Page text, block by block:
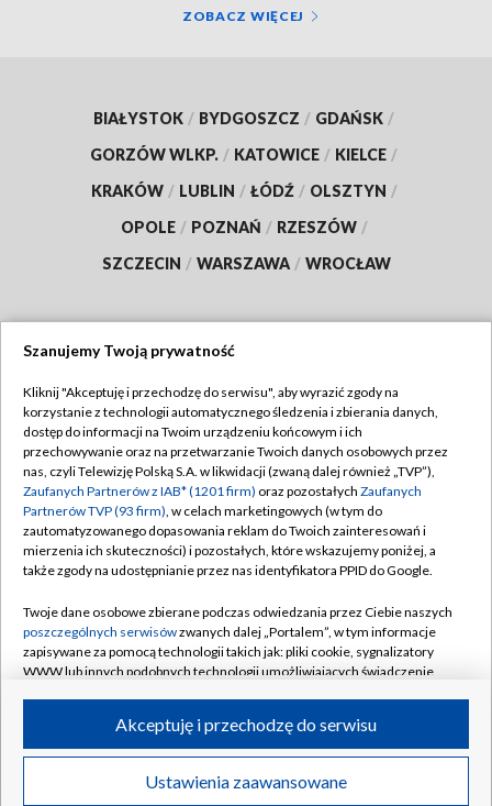
ZOBACZ WIĘCEJ
BIAŁYSTOK / BYDGOSZCZ / GDAŃSK /
GORZÓW WLKP. / KATOWICE / KIELCE /
KRAKÓW / LUBLIN / ŁÓDŹ / OLSZTYN /
OPOLE / POZNAŃ / RZESZÓW /
SZCZECIN / WARSZAWA / WROCŁAW
TVP
Abonament TVP
Emisja w TVP
Centrum informacji TVP
Naziemna Telewizja Cyfrowa
Rada Programowa
System NOS
Informacje o nadawcy
Program dla prasy
Regulamin TVP
Polityka prywatności
Moje zgody
Pomoc
Kontakt
Kanały
©2026 Telewizja Polska S.A. w likwidacji
Szanujemy Twoją prywatność
Kliknij "Akceptuję i przechodzę do serwisu", aby wyrazić zgody na
korzystanie z technologii automatycznego śledzenia i zbierania danych,
dostęp do informacji na Twoim urządzeniu końcowym i ich
przechowywanie oraz na przetwarzanie Twoich danych osobowych przez
nas, czyli Telewizję Polską S.A. w likwidacji (zwaną dalej również „TVP”),
Zaufanych Partnerów z IAB* (1201 firm) oraz pozostałych Zaufanych
Partnerów TVP (93 firm), w celach marketingowych (w tym do
zautomatyzowanego dopasowania reklam do Twoich zainteresowań i
mierzenia ich skuteczności) i pozostałych, które wskazujemy poniżej, a
także zgody na udostępnianie przez nas identyfikatora PPID do Google.
Twoje dane osobowe zbierane podczas odwiedzania przez Ciebie naszych
poszczególnych serwisówzwanych dalej „Portalem”, w tym informacje
zapisywane za pomocą technologii takich jak: pliki cookie, sygnalizatory
WWW lub innych podobnych technologii umożliwiających świadczenie
ruchu w Internecie.
Twoje dane osobowe zbierane podczas odwiedzania przez Ciebie
poszczególnych serwisówna Portalu, takie jak adresy IP, identyfikatory
Ustawienia zaawansowane
Akceptuję i przechodzę do serwisu